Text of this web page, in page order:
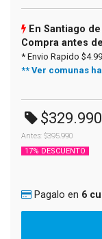
En Santiago
Compra antes
* Envio Rapido
** Ver comunas
$329.990
Antes: $395.990
17% DESCUENTO
Pagalo en 6